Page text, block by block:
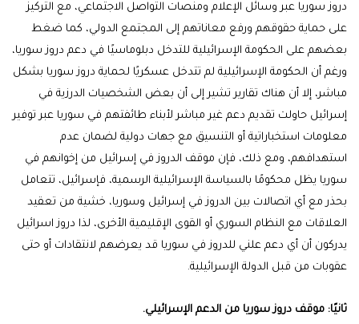
دروز سوريا عبر وسائل الإعلام ومنصات التواصل الاجتماعي، مع التركيز
على حماية حقوقهم ورفع معاناتهم إلى المجتمع الدولي، كما ضغط
بعضهم على الحكومة الإسرائيلية للتدخل دبلوماسيًا في دعم دروز سوريا،
ورغم أن الحكومة الإسرائيلية لم تتدخل عسكريًا لحماية دروز سوريا بشكل
مباشر، إلا أن هناك تقارير تشير إلى أن بعض الشخصيات الدرزية في
إسرائيل حاولت تقديم دعم غير مباشر لأبناء طائفتهم في سوريا عبر توفير
معلومات استخباراتية أو التنسيق مع جهات دولية لضمان عدم
استهدافهم، ومع ذلك، فإن موقف الدروز في إسرائيل من إخوانهم في
سوريا يظل محكومًا بالسياسة الإسرائيلية الرسمية، فإسرائيل، تتعامل
بحذر مع أي اتصالات بين الدروز في إسرائيل وسوريا، خشية من تعقيد
العلاقات مع النظام السوري أو القوى الإقليمية الأخرى، لذا دروز اسرائيل
يدركون أن أي دعم علني للدروز في سوريا قد يعرضهم لانتقادات أو حتى
عقوبات من قبل الدولة الإسرائيلية.
ثانيًا: موقف دروز سوريا من الدعم الإسرائيلي.